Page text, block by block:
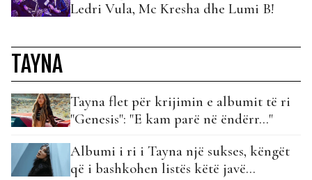
Ledri Vula, Mc Kresha dhe Lumi B!
TAYNA
Tayna flet për krijimin e albumit të ri
"Genesis": "E kam parë në ëndërr…"
Albumi i ri i Tayna një sukses, këngët
që i bashkohen listës këtë javë…